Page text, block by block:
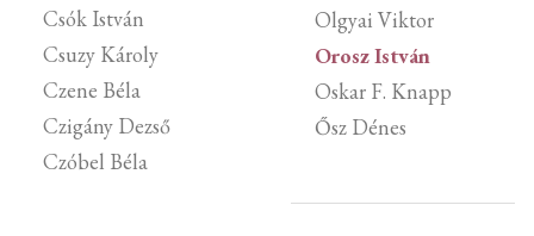
Csók István
Csuzy Károly
Czene Béla
Czigány Dezső
Czóbel Béla
Olgyai Viktor
Orosz István
Oskar F. Knapp
Ősz Dénes